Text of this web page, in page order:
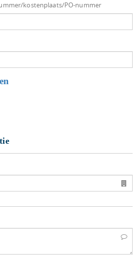
kostenplaats/PO-nummer